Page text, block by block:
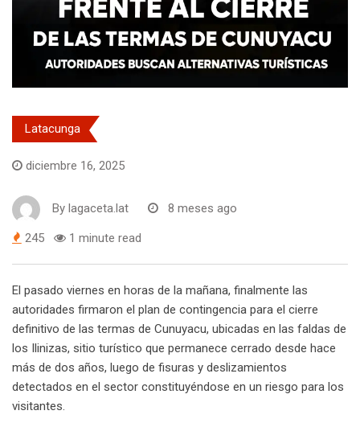
Latacunga
diciembre 16, 2025
By lagaceta.lat 8 meses ago
245 1 minute read
El pasado viernes en horas de la mañana, finalmente las
autoridades firmaron el plan de contingencia para el cierre
definitivo de las termas de Cunuyacu, ubicadas en las faldas de
los Ilinizas, sitio turístico que permanece cerrado desde hace
más de dos años, luego de fisuras y deslizamientos
detectados en el sector constituyéndose en un riesgo para los
visitantes.